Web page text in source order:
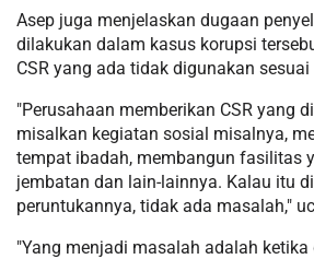
Asep juga menjelaskan dugaan
dilakukan dalam kasus korupsi
CSR yang ada tidak digunakan
"Perusahaan memberikan CSR yang
misalkan kegiatan sosial misalnya,
tempat ibadah, membangun fasilitas
jembatan dan lain-lainnya. Kalau itu
peruntukannya, tidak ada masalah,"
"Yang menjadi masalah adalah ketika